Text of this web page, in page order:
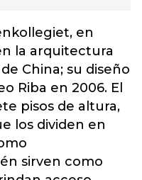
en
la arquitectura
China; su diseño
Riba en 2006. El
pisos de altura,
los dividen en
sirven como